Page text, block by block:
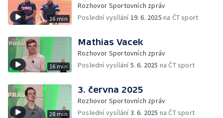
16 min
Rozhovor Sportovních zpráv
Poslední vysílání19. 6. 2025 na ČT sport
16 min
Mathias Vacek
Rozhovor Sportovních zpráv
Poslední vysílání5. 6. 2025 na ČT sport
28 min
3. června 2025
Rozhovor Sportovních zpráv
Poslední vysílání3. 6. 2025 na ČT sport